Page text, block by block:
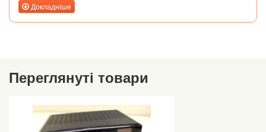
Докладніше
Переглянуті товари